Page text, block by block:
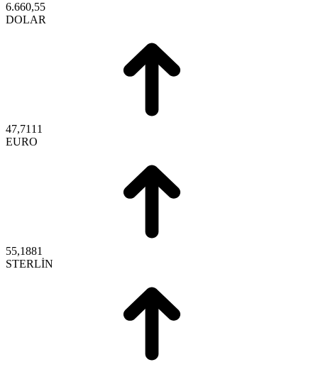
6.660,55
DOLAR
47,7111
EURO
55,1881
STERLİN